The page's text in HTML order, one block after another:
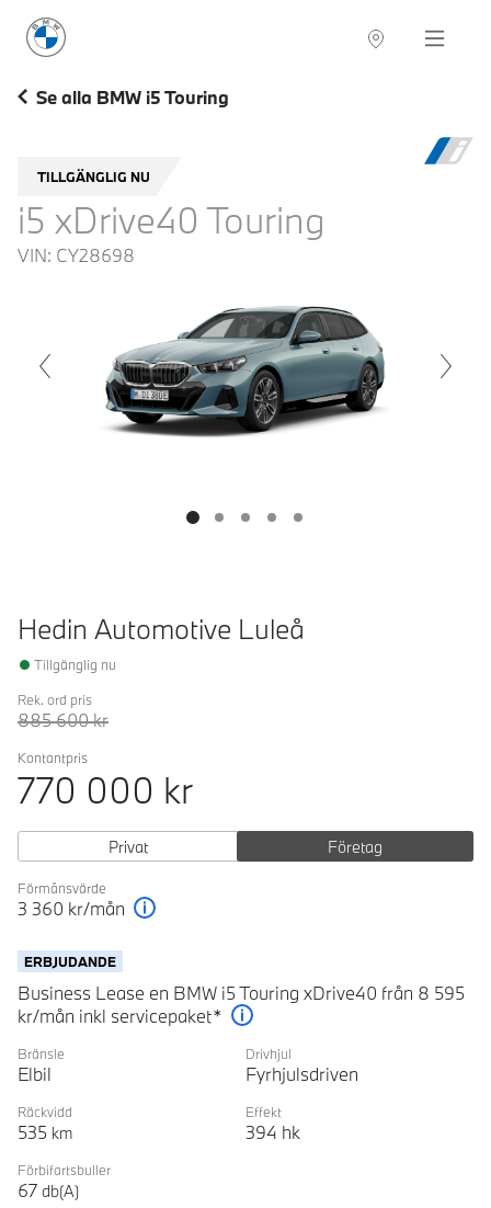
BMW Sverige Navigation
Se alla BMW i5 Touring
TILLGÄNGLIG NU
i5 xDrive40 Touring
VIN: CY28698
Hedin Automotive Luleå
Tillgänglig nu
Rek. ord pris
885 600kr
Kontantpris
770 000 kr
Privat Företag
Förmånsvärde
3 360 kr/mån
ERBJUDANDE
Business Lease en BMW i5 Touring xDrive40 från 8 595
kr/mån inkl servicepaket*
Bränsle
Elbil
Drivhjul
Fyrhjulsdriven
Räckvidd
535 km
Effekt
394 hk
Förbifartsbuller
67 db(A)